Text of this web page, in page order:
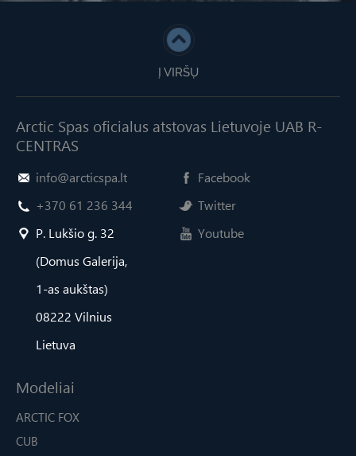
Į VIRŠŲ
Arctic Spas oficialus atstovas Lietuvoje UAB R-
CENTRAS
info@arcticspa.lt
+370 61 236 344
P. Lukšio g. 32
(Domus Galerija,
1-as aukštas)
08222 Vilnius
Lietuva
Facebook
Twitter
Youtube
Modeliai
ARCTIC FOX
CUB